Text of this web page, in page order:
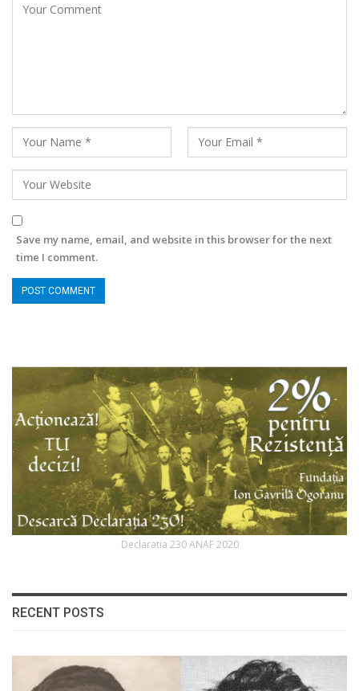
Save my name, email, and website in this browser for the next
time I comment.
Declaratia 230 ANAF 2020
RECENT POSTS